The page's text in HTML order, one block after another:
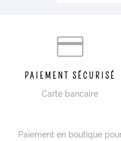
PAIEMENT SÉCURISÉ
Carte bancaire
Paiement en boutique